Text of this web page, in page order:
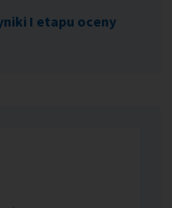
I etapu oceny